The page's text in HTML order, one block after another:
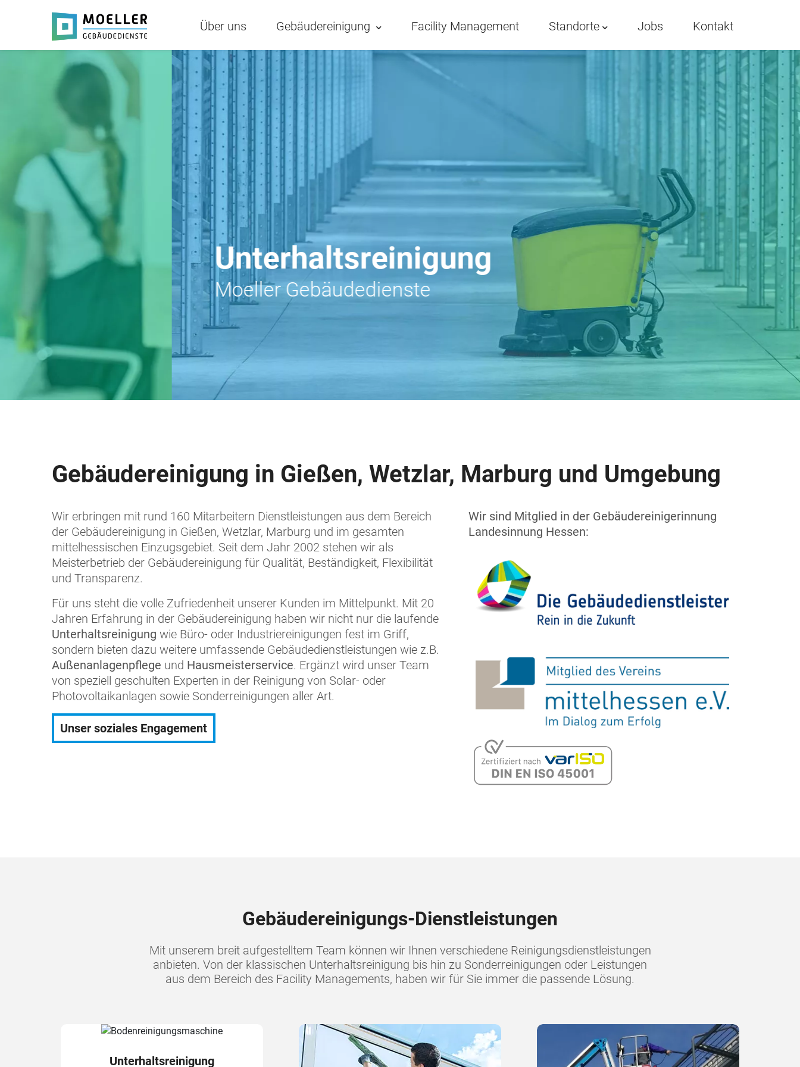
Über uns Gebäudereinigung Facility Management Standorte Jobs Kontakt
Unterhaltsreinigung
Moeller Gebäudedienste
Gebäudereinigung in Gießen, Wetzlar, Marburg und Umgebung
Wir erbringen mit rund 160 Mitarbeitern Dienstleistungen aus dem Bereich
der Gebäudereinigung in Gießen, Wetzlar, Marburg und im gesamten
mittelhessischen Einzugsgebiet. Seit dem Jahr 2002 stehen wir als
Meisterbetrieb der Gebäudereinigung für Qualität, Beständigkeit, Flexibilität
und Transparenz.
Für uns steht die volle Zufriedenheit unserer Kunden im Mittelpunkt. Mit 20
Jahren Erfahrung in der Gebäudereinigung haben wir nicht nur die laufende
Unterhaltsreinigung wie Büro- oder Industriereinigungen fest im Griff,
sondern bieten dazu weitere umfassende Gebäudedienstleistungen wie z.B.
Außenanlagenpflege und Hausmeisterservice. Ergänzt wird unser Team
von speziell geschulten Experten in der Reinigung von Solar- oder
Photovoltaikanlagen sowie Sonderreinigungen aller Art.
Unser soziales Engagement
Wir sind Mitglied in der Gebäudereinigerinnung
Landesinnung Hessen:
Gebäudereinigungs-Dienstleistungen
Mit unserem breit aufgestelltem Team können wir Ihnen verschiedene Reinigungsdienstleistungen
anbieten. Von der klassischen Unterhaltsreinigung bis hin zu Sonderreinigungen oder Leistungen
aus dem Bereich des Facility Managements, haben wir für Sie immer die passende Lösung.
Unterhaltsreinigung